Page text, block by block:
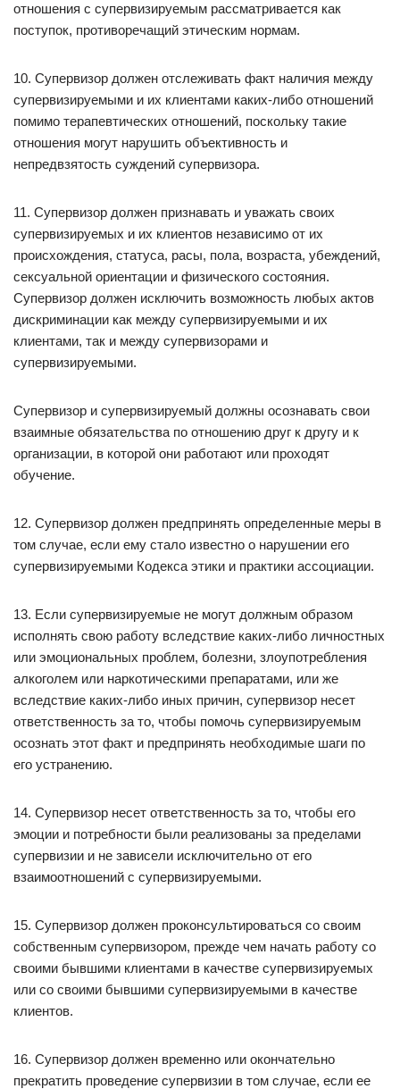
отношения с супервизируемым рассматривается как
поступок, противоречащий этическим нормам.
10. Супервизор должен отслеживать факт наличия между
супервизируемыми и их клиентами каких-либо отношений
помимо терапевтических отношений, поскольку такие
отношения могут нарушить объективность и
непредвзятость суждений супервизора.
11. Супервизор должен признавать и уважать своих
супервизируемых и их клиентов независимо от их
происхождения, статуса, расы, пола, возраста, убеждений,
сексуальной ориентации и физического состояния.
Супервизор должен исключить возможность любых актов
дискриминации как между супервизируемыми и их
клиентами, так и между супервизорами и
супервизируемыми.
Супервизор и супервизируемый должны осознавать свои
взаимные обязательства по отношению друг к другу и к
организации, в которой они работают или проходят
обучение.
12. Супервизор должен предпринять определенные меры в
том случае, если ему стало известно о нарушении его
супервизируемыми Кодекса этики и практики ассоциации.
13. Если супервизируемые не могут должным образом
исполнять свою работу вследствие каких-либо личностных
или эмоциональных проблем, болезни, злоупотребления
алкоголем или наркотическими препаратами, или же
вследствие каких-либо иных причин, супервизор несет
ответственность за то, чтобы помочь супервизируемым
осознать этот факт и предпринять необходимые шаги по
его устранению.
14. Супервизор несет ответственность за то, чтобы его
эмоции и потребности были реализованы за пределами
супервизии и не зависели исключительно от его
взаимоотношений с супервизируемыми.
15. Супервизор должен проконсультироваться со своим
собственным супервизором, прежде чем начать работу со
своими бывшими клиентами в качестве супервизируемых
или со своими бывшими супервизируемыми в качестве
клиентов.
16. Супервизор должен временно или окончательно
прекратить проведение супервизии в том случае, если ее